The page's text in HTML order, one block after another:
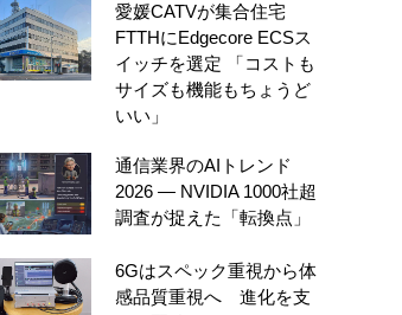
愛媛CATVが集合住宅
FTTHにEdgecore ECSス
イッチを選定 「コストも
サイズも機能もちょうど
いい」
通信業界のAIトレンド
2026 ― NVIDIA 1000社超
調査が捉えた「転換点」
6Gはスペック重視から体
感品質重視へ 進化を支